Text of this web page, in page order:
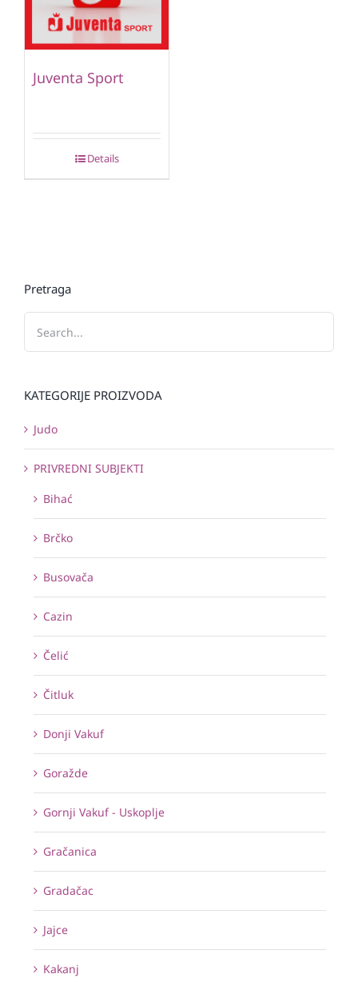
Juventa Sport
Details
Pretraga
KATEGORIJE PROIZVODA
Judo
PRIVREDNI SUBJEKTI
Bihać
Brčko
Busovača
Cazin
Čelić
Čitluk
Donji Vakuf
Goražde
Gornji Vakuf - Uskoplje
Gračanica
Gradačac
Jajce
Kakanj